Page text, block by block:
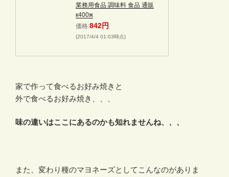
業務用食品 調味料 食品 通販
к400ж
価格:842円
(2017/4/4 01:03時点)
家で作って食べるお好み焼きと
外で食べるお好み焼き、、、
味の違いはここにあるのかも知れませんね、、、
また、変わり種のマヨネーズとしてこんなのがありま